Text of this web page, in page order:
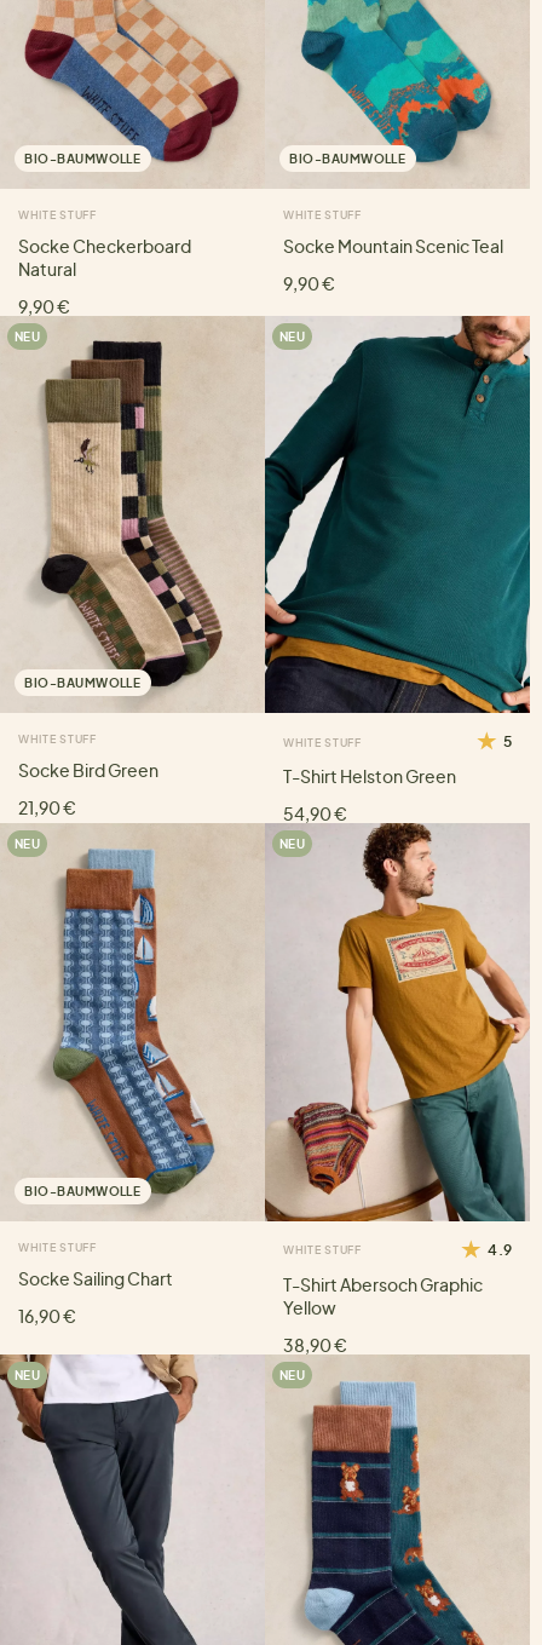
BIO-BAUMWOLLE
WHITE STUFF
Socke Checkerboard
Natural
9,90 €
BIO-BAUMWOLLE
WHITE STUFF
Socke Mountain Scenic Teal
9,90 €
NEU
BIO-BAUMWOLLE
WHITE STUFF
Socke Bird Green
21,90 €
NEU
WHITE STUFF 5
T-Shirt Helston Green
54,90 €
NEU
BIO-BAUMWOLLE
WHITE STUFF
Socke Sailing Chart
16,90 €
NEU
WHITE STUFF 4.9
T-Shirt Abersoch Graphic
Yellow
38,90 €
NEU NEU